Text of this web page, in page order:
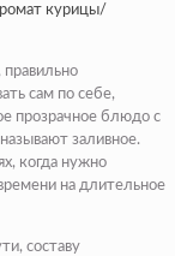
курицы/
правильно
сам по себе,
прозрачное блюдо с
заливное.
когда нужно
на длительное
составу